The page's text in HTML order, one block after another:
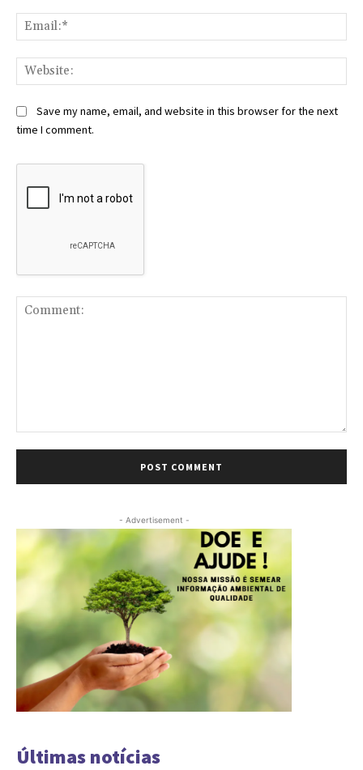
Save my name, email, and website in this browser for the next
time I comment.
- Advertisement -
Últimas notícias